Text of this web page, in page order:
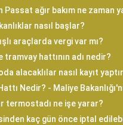
ağır bakım ne zaman
nasıl başlar?
araçlarda vergi var mı?
tramvay hattının adı nedir?
alacaklılar nasıl kayıt
Nedir? - Maliye
termostadı ne işe yarar?
kaç gün önce iptal